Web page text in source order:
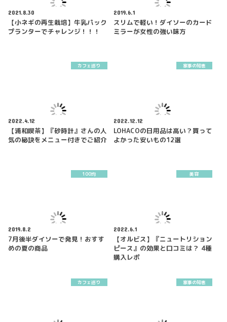
2021.8.30
【小ネギの再生栽培】牛乳パック
プランターでチャレンジ！！！
2019.6.1
スリムで軽い！ダイソーのカード
ミラーが女性の強い味方
カフェ巡り
2022.4.12
【浦和喫茶】『砂時計』さんの人
気の秘訣をメニュー付きでご紹介
家事の知恵
2022.12.12
LOHACOの日用品は高い？買って
よかった安いもの12選
100均
2019.8.2
7月後半ダイソーで発見！おすす
めの夏の商品
美容
2022.6.1
【オルビス】『ニュートリション
ピース』の効果と口コミは？ 4種
購入レポ
カフェ巡り 家事の知恵